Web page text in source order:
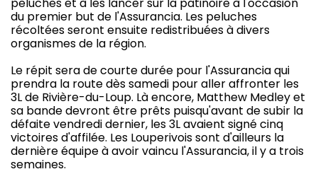
peluches et à les lancer sur la patinoire à l'occasion
du premier but de l'Assurancia. Les peluches
récoltées seront ensuite redistribuées à divers
organismes de la région.
Le répit sera de courte durée pour l'Assurancia qui
prendra la route dès samedi pour aller affronter les
3L de Rivière-du-Loup. Là encore, Matthew Medley et
sa bande devront être prêts puisqu'avant de subir la
défaite vendredi dernier, les 3L avaient signé cinq
victoires d'affilée. Les Louperivois sont d'ailleurs la
dernière équipe à avoir vaincu l'Assurancia, il y a trois
semaines.